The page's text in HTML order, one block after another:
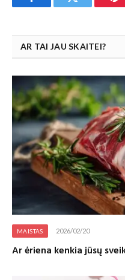
FacebookTwitter
AR TAI JAU SKAITEI?
MAISTAS 2026/02/20
Ar ėriena kenkia jūsų